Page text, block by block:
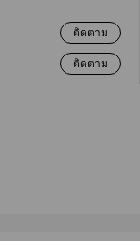
ติดตาม
ติดตาม